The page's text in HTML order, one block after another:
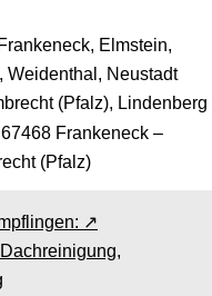
Elmstein,
Weidenthal, Neustadt
(Pfalz), Lindenberg
Frankeneck –
(Pfalz)
↗️